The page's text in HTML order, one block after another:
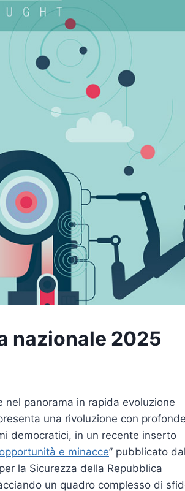
nazionale 2025
panorama in rapida evoluzione
una rivoluzione con
democratici, in un recente inserto
e minacce” pubblicato
la Sicurezza della Repubblica
un quadro complesso di